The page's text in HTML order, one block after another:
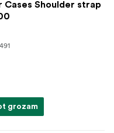
Cases Shoulder strap
grozam